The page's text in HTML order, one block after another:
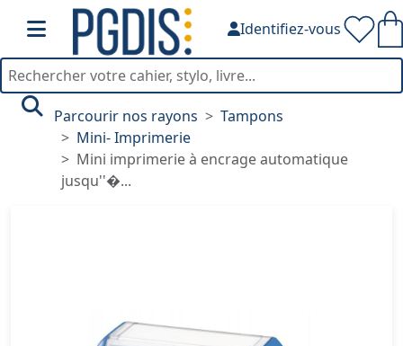
Identifiez-vous
Parcourir nos rayons
Tampons
Mini- Imprimerie
Mini imprimerie à encrage automatique
jusqu''�...